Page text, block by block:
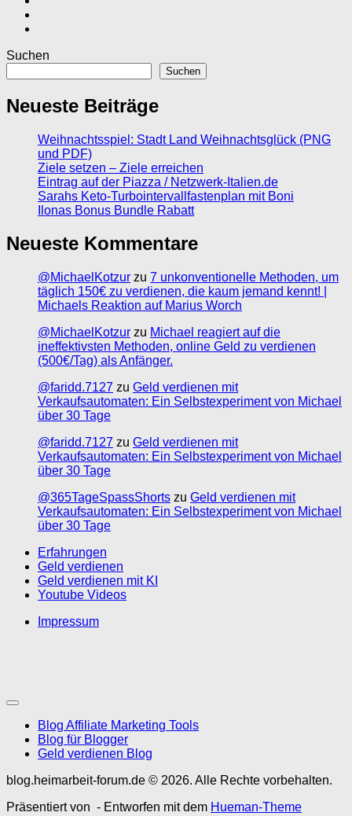
Suchen
Suchen
Neueste Beiträge
Weihnachtsspiel: Stadt Land Weihnachtsglück (PNG
und PDF)
Ziele setzen – Ziele erreichen
Eintrag auf der Piazza / Netzwerk-Italien.de
Sarahs Keto-Turbointervallfastenplan mit Boni
Ilonas Bonus Bundle Rabatt
Neueste Kommentare
@MichaelKotzur zu 7 unkonventionelle Methoden, um
täglich 150€ zu verdienen, die kaum jemand kennt! |
Michaels Reaktion auf Marius Worch
@MichaelKotzur zu Michael reagiert auf die
ineffektivsten Methoden, online Geld zu verdienen
(500€/Tag) als Anfänger.
@faridd.7127 zu Geld verdienen mit
Verkaufsautomaten: Ein Selbstexperiment von Michael
über 30 Tage
@faridd.7127 zu Geld verdienen mit
Verkaufsautomaten: Ein Selbstexperiment von Michael
über 30 Tage
@365TageSpassShorts zu Geld verdienen mit
Verkaufsautomaten: Ein Selbstexperiment von Michael
über 30 Tage
Erfahrungen
Geld verdienen
Geld verdienen mit KI
Youtube Videos
Impressum
Blog Affiliate Marketing Tools
Blog für Blogger
Geld verdienen Blog
blog.heimarbeit-forum.de © 2026. Alle Rechte vorbehalten.
Präsentiert von - Entworfen mit dem Hueman-Theme